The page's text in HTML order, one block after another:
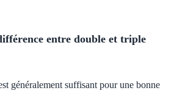
entre double et triple
généralement suffisant pour une bonne